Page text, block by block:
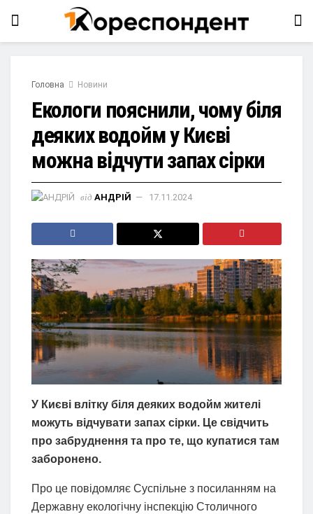
Головна Новини
Екологи пояснили, чому біля
деяких водойм у Києві
можна відчути запах сірки
від АНДРІЙ 17.11.2024
У Києві влітку біля деяких водойм жителі
можуть відчувати запах сірки. Це свідчить
про забруднення та про те, що купатися там
заборонено.
Про це повідомляє Суспільне з посиланням на
Державну екологічну інспекцію Столичного